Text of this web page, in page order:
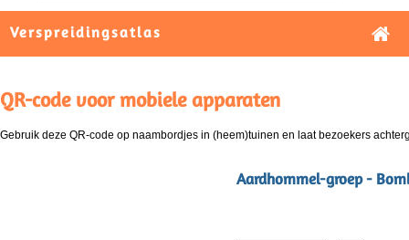
Verspreidingsatlas
QR-code voor mobiele apparaten
Gebruik deze QR-code op naambordjes in (heem)tuinen en laat bezoekers
Aardhommel-groep -